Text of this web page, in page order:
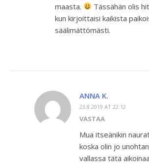
maasta.
Tässähän olis
kun kirjoittaisi kaikista
säälimättömästi.
ANNA K.
23.8.2019 AT 22:12
VASTAA
Mua itseänikin
koska olin jo
vallassa tätä